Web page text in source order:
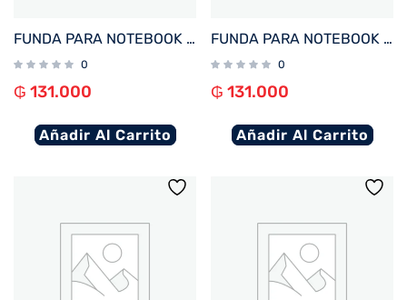
FUNDA PARA NOTEBOOK FTX SEDA-LC 15.6″ LILA
0
₲ 131.000
Añadir Al Carrito
FUNDA PARA NOTEBOOK FTX SEDA-BD 15.6″ BORDO
0
₲ 131.000
Añadir Al Carrito